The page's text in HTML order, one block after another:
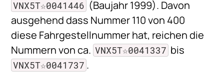
VNX5T☆0041446 (Baujahr 1999). Davon
ausgehend dass Nummer 110 von 400
diese Fahrgestellnummer hat, reichen die
Nummern von ca. VNX5T☆0041337 bis
VNX5T☆0041737 .